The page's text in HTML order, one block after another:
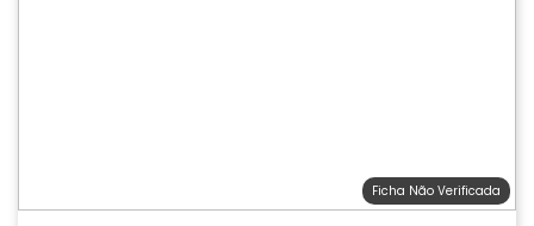
Ficha Não Verificada